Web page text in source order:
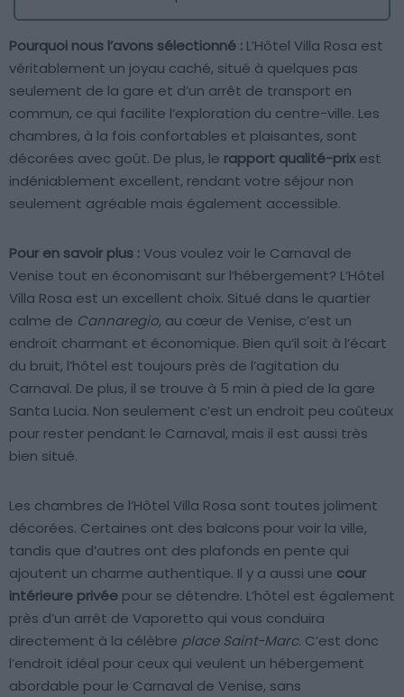
Pourquoi nous l’avons sélectionné : L’Hôtel Villa Rosa est
véritablement un joyau caché, situé à quelques pas
seulement de la gare et d’un arrêt de transport en
commun, ce qui facilite l’exploration du centre-ville. Les
chambres, à la fois confortables et plaisantes, sont
décorées avec goût. De plus, le rapport qualité-prixest
indéniablement excellent, rendant votre séjour non
seulement agréable mais également accessible.
Pour en savoir plus :Vous voulez voir le Carnaval de
Venise tout en économisant sur l’hébergement? L’Hôtel
Villa Rosa est un excellent choix. Situé dans le quartier
calme de Cannaregio, au cœur de Venise, c’est un
endroit charmant et économique. Bien qu’il soit à l’écart
du bruit, l’hôtel est toujours près de l’agitation du
Carnaval. De plus, il se trouve à 5 min à pied de la gare
Santa Lucia. Non seulement c’est un endroit peu coûteux
pour rester pendant le Carnaval, mais il est aussi très
bien situé.
Les chambres de l’Hôtel Villa Rosa sont toutes joliment
décorées. Certaines ont des balcons pour voir la ville,
tandis que d’autres ont des plafonds en pente qui
ajoutent un charme authentique. Il y a aussi une cour
intérieure privée pour se détendre. L’hôtel est également
près d’un arrêt de Vaporetto qui vous conduira
directement à la célèbre place Saint-Marc. C’est donc
l’endroit idéal pour ceux qui veulent un hébergement
abordable pour le Carnaval de Venise, sans